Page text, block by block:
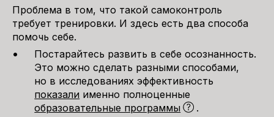
Проблема в том, что такой самоконтроль
требует тренировки. И здесь есть два способа
помочь себе.
Постарайтесь развить в себе осознанность.
Это можно сделать разными способами,
но в исследованиях эффективность
показали именно полноценные
образовательные программы
.